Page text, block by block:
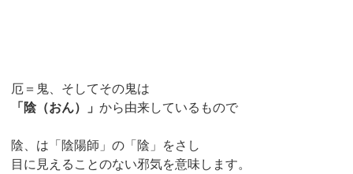
厄＝鬼、そしてその鬼は
「陰（おん）」から由来しているもので
陰、は「陰陽師」の「陰」をさし
目に見えることのない邪気を意味します。